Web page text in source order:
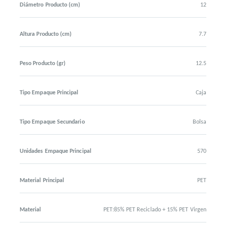
Diámetro Producto (cm) 12
Altura Producto (cm) 7.7
Peso Producto (gr) 12.5
Tipo Empaque Principal Caja
Tipo Empaque Secundario Bolsa
Unidades Empaque Principal 570
Material Principal PET
Material PET:85% PET Reciclado + 15% PET Virgen